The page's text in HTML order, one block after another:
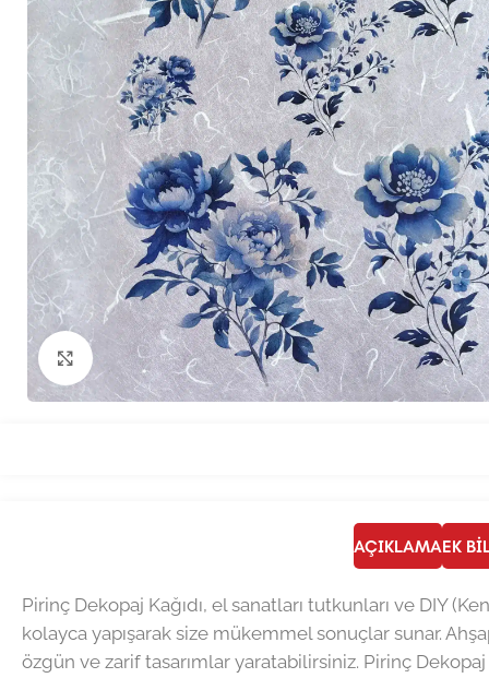
Büyütmek için tıklayın
AÇIKLAMAEK
Pirinç Dekopaj Kağıdı, el sanatları tutkunları ve DIY
kolayca yapışarak size mükemmel sonuçlar sunar.
özgün ve zarif tasarımlar yaratabilirsiniz. Pirinç Dekopaj